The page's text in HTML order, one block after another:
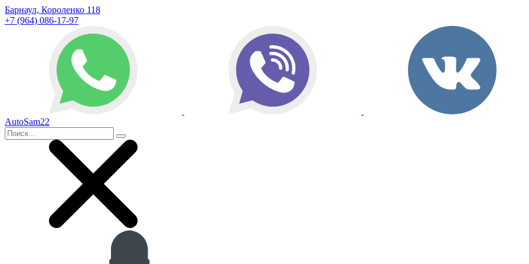
Барнаул, Короленко 118
+7 (964) 086-17-97
AutoSam22